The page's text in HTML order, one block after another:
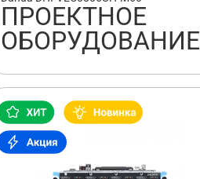
ПРОЕКТНОЕ
ОБОРУДОВАНИЕ